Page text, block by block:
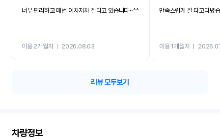
너무 편리하고 매번 이차저차 잘타고 있습니다~^^
이용 2개월차ㅣ 2026.08.03
만족스럽게 잘 타고다녔
이용 1개월차ㅣ
리뷰 모두보기
차량정보